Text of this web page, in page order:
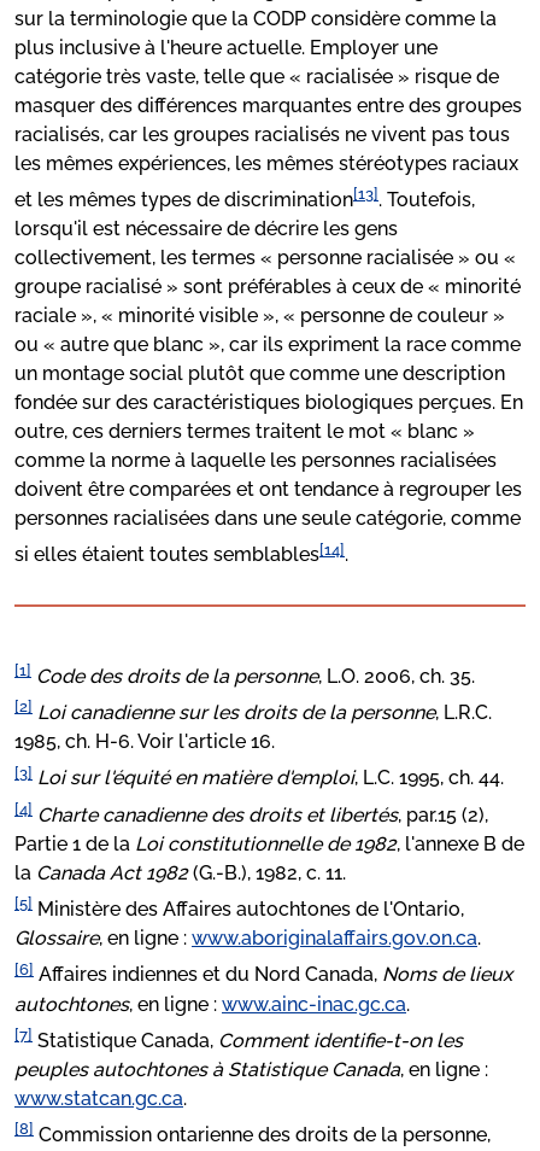
sur la terminologie que la CODP considère comme la
plus inclusive à l'heure actuelle. Employer une
catégorie très vaste, telle que « racialisée » risque de
masquer des différences marquantes entre des groupes
racialisés, car les groupes racialisés ne vivent pas tous
les mêmes expériences, les mêmes stéréotypes raciaux
et les mêmes types de discrimination[13]. Toutefois,
lorsqu'il est nécessaire de décrire les gens
collectivement, les termes « personne racialisée » ou «
groupe racialisé » sont préférables à ceux de « minorité
raciale », « minorité visible », « personne de couleur »
ou « autre que blanc », car ils expriment la race comme
un montage social plutôt que comme une description
fondée sur des caractéristiques biologiques perçues. En
outre, ces derniers termes traitent le mot « blanc »
comme la norme à laquelle les personnes racialisées
doivent être comparées et ont tendance à regrouper les
personnes racialisées dans une seule catégorie, comme
si elles étaient toutes semblables[14].
[1] Code des droits de la personne, L.O. 2006, ch. 35.
[2] Loi canadienne sur les droits de la personne, L.R.C.
1985, ch. H-6. Voir l'article 16.
[3] Loi sur l'équité en matière d'emploi, L.C. 1995, ch. 44.
[4] Charte canadienne des droits et libertés, par.15 (2),
Partie 1 de la Loi constitutionnelle de 1982, l'annexe B de
la Canada Act 1982(G.-B.), 1982, c. 11.
[5] Ministère des Affaires autochtones de l'Ontario,
Glossaire, en ligne : www.aboriginalaffairs.gov.on.ca.
[6] Affaires indiennes et du Nord Canada, Noms de lieux
autochtones, en ligne : www.ainc-inac.gc.ca.
[7] Statistique Canada, Comment identifie-t-on les
peuples autochtones à Statistique Canada, en ligne :
www.statcan.gc.ca.
[8] Commission ontarienne des droits de la personne,